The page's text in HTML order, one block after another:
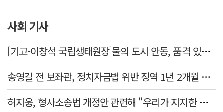
사회 기사
[기고-이창석 국립생태원장]물의 도시 안동, 품격 있는 하천복원을 꿈꾸다
송영길 전 보좌관, 정치자금법 위반 징역 1년 2개월 확정
허지웅, 형사소송법 개정안 관련해 "우리가 지지한 인간들이 이 꼴 만들었다"